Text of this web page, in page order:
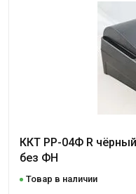
ККТ РР-04Ф R
без ФН
Товар в наличии